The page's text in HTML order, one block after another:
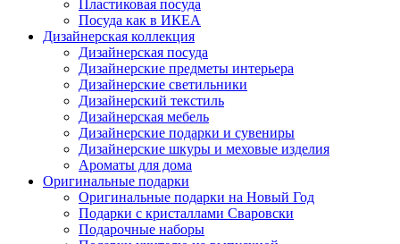
Пластиковая посуда
Посуда как в ИКЕА
Дизайнерская коллекция
Дизайнерская посуда
Дизайнерские предметы интерьера
Дизайнерские светильники
Дизайнерский текстиль
Дизайнерская мебель
Дизайнерские подарки и сувениры
Дизайнерские шкуры и меховые изделия
Ароматы для дома
Оригинальные подарки
Оригинальные подарки на Новый Год
Подарки с кристаллами Сваровски
Подарочные наборы